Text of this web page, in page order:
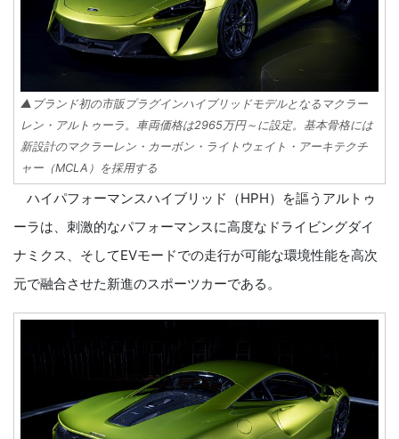
▲ブランド初の市販プラグインハイブリッドモデルとなるマクラー
レン・アルトゥーラ。車両価格は2965万円～に設定。基本骨格には
新設計のマクラーレン・カーボン・ライトウェイト・アーキテクチ
ャー（MCLA）を採用する
ハイパフォーマンスハイブリッド（HPH）を謳うアルトゥ
ーラは、刺激的なパフォーマンスに高度なドライビングダイ
ナミクス、そしてEVモードでの走行が可能な環境性能を高次
元で融合させた新進のスポーツカーである。